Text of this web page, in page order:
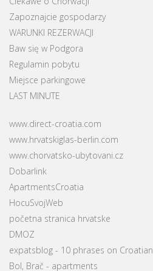
Zapoznajcie gospodarzy
WARUNKI REZERWACJI
Baw się w Podgora
Regulamin pobytu
Miejsce parkingowe
LAST MINUTE
www.direct-croatia.com
www.hrvatskiglas-berlin.com
www.chorvatsko-ubytovani.cz
Dobarlink
ApartmentsCroatia
HocuSvojWeb
početna stranica hrvatske
DMOZ
expatsblog - 10 phrases on Croatian
Bol, Brač - apartments